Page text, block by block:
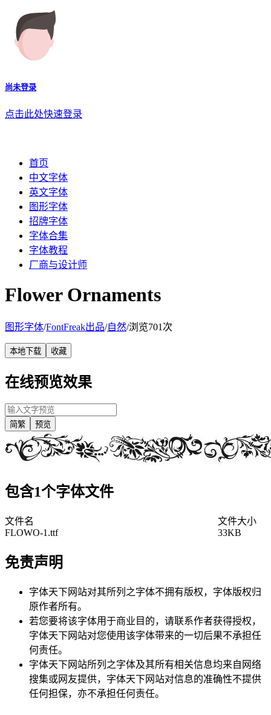
尚未登录
点击此处快速登录
首页
中文字体
英文字体
图形字体
招牌字体
字体合集
字体教程
厂商与设计师
Flower Ornaments
图形字体/FontFreak出品/自然/浏览701次
本地下载 收藏
在线预览效果
简繁 预览
包含1个字体文件
文件名
文件大小
FLOWO-1.ttf
33KB
免责声明
字体天下网站对其所列之字体不拥有版权，字体版权归
原作者所有。
若您要将该字体用于商业目的，请联系作者获得授权，
字体天下网站对您使用该字体带来的一切后果不承担任
何责任。
字体天下网站所列之字体及其所有相关信息均来自网络
搜集或网友提供，字体天下网站对信息的准确性不提供
任何担保，亦不承担任何责任。